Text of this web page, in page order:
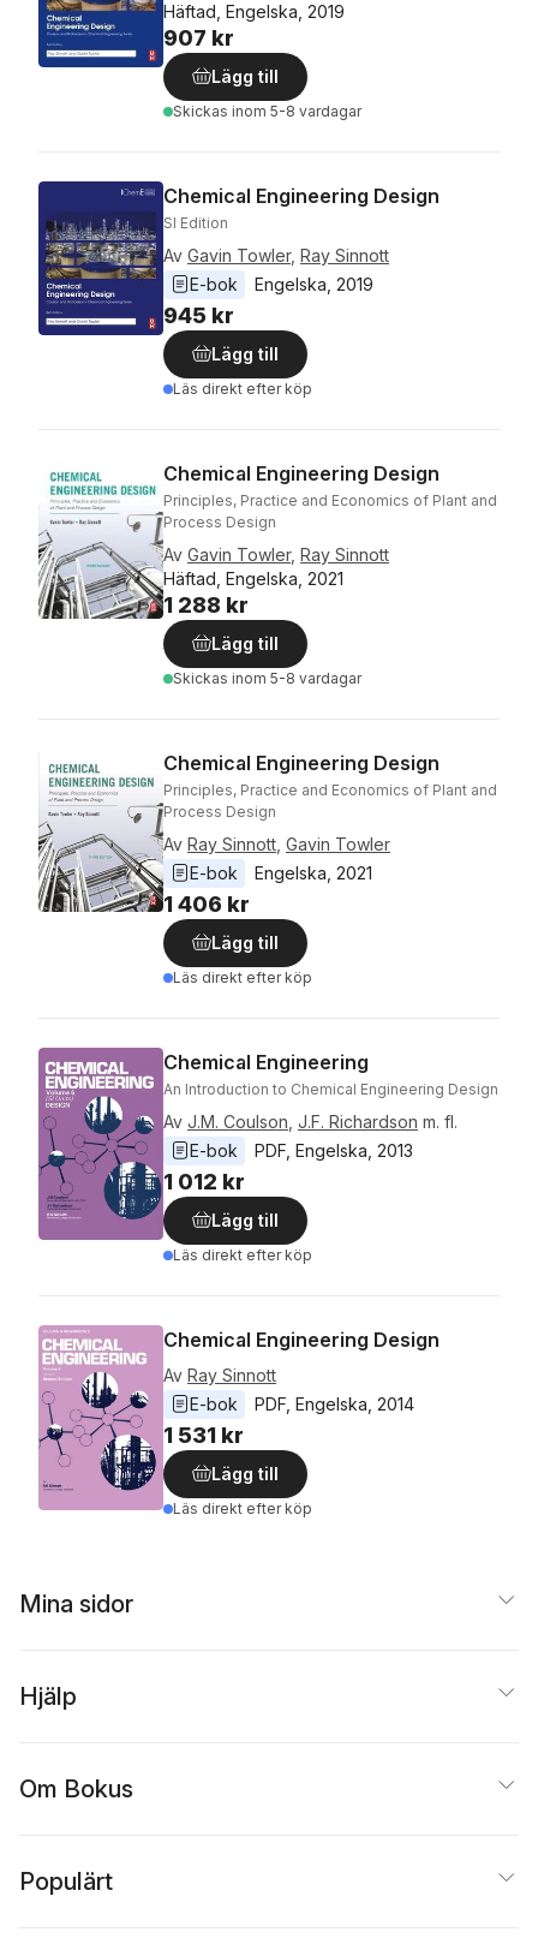
Häftad, Engelska, 2019
907 kr
Lägg till
Skickas inom 5-8 vardagar
Chemical Engineering Design
SI Edition
Av Gavin Towler, Ray Sinnott
E-bok
Engelska 2019
945 kr
Lägg till
Läs direkt efter köp
Chemical Engineering Design
Principles, Practice and Economics of Plant and
Process Design
Av Gavin Towler, Ray Sinnott
Häftad, Engelska, 2021
1 288 kr
Lägg till
Skickas inom 5-8 vardagar
Chemical Engineering Design
Principles, Practice and Economics of Plant and
Process Design
Av Ray Sinnott Gavin Towler
E-bok
Engelska 2021
1 406 kr
Lägg till
Läs direkt efter köp
Chemical Engineering
An Introduction to Chemical Engineering Design
Av J.M. Coulson J.F. Richardson m. fl.
E-bok
PDF Engelska 2013
1 012 kr
Lägg till
Läs direkt efter köp
Chemical Engineering Design
Av Ray Sinnott
E-bok
PDF Engelska 2014
1 531 kr
Lägg till
Läs direkt efter köp
Mina sidor
Hjälp
Om Bokus
Populärt